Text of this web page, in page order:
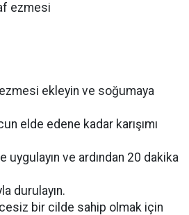
ezmesi
ekleyin ve soğumaya
elde edene kadar karışımı
uygulayın ve ardından 20 dakika
durulayın.
bir cilde sahip olmak için